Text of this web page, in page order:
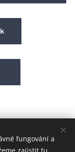
fungování a